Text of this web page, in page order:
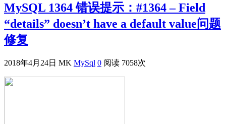
MySQL 1364 错误提示：#1364 – Field
“details” doesn’t have a default value问题
修复
2018年4月24日 MK MySql 0 阅读 7058次